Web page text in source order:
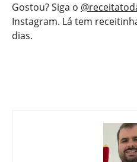
Gostou? Siga o
Instagram. Lá tem
dias.